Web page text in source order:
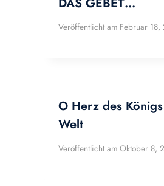
Veröffentlicht am Februar 18,
O Herz des
Welt
Veröffentlicht am Oktober 8,